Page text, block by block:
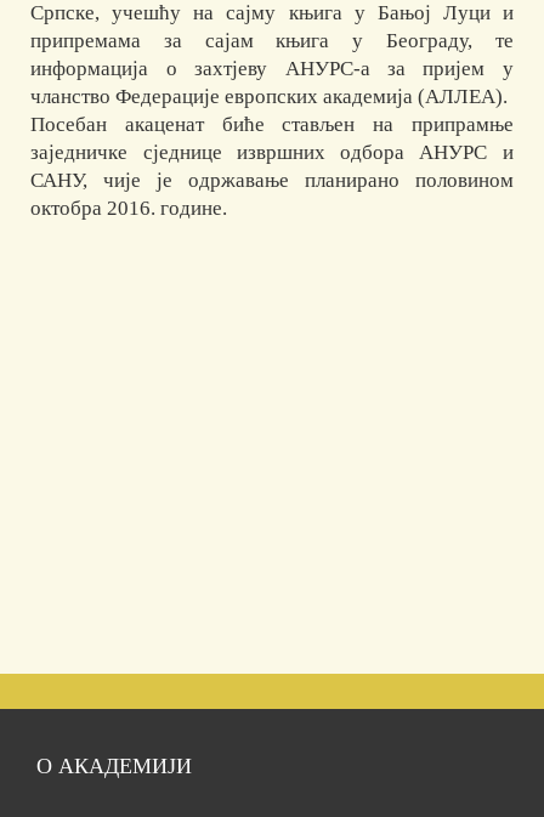
Српске, учешћу на сајму књига у Бањој Луци и
припремама за сајам књига у Београду, те
информација о захтјеву АНУРС-а за пријем у
чланство Федерације европских академија (АЛЛЕА).
Посебан акаценат биће стављен на припрамње
заједничке сједнице извршних одбора АНУРС и
САНУ, чије је одржавање планирано половином
октобра 2016. године.
О АКАДЕМИЈИ